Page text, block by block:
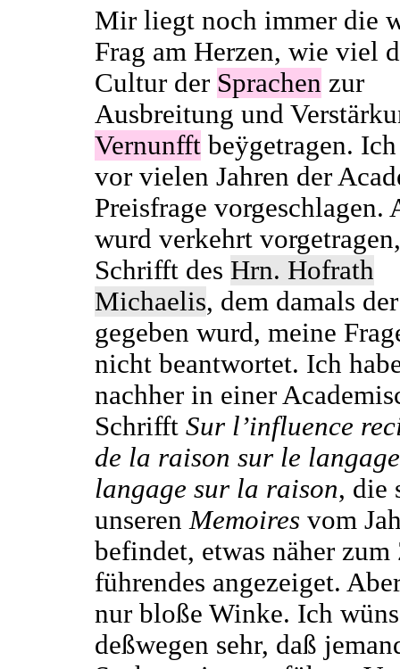
Mir liegt noch immer die
Frag am Herzen, wie viel
Cultur der Sprachen zur
Ausbreitung und
Vernunfft beÿgetragen.
vor vielen Jahren der
Preisfrage vorgeschlagen.
wurd verkehrt
Schrifft des Hrn. Hofrath
Michaelis, dem damals
gegeben wurd, meine
nicht beantwortet. Ich
nachher in einer
Schrifft Sur l’influence
de la raison sur le
langage sur la raison, die
unserenMemoires vom
befindet, etwas näher zum
führendes angezeiget.
nur bloße Winke. Ich
deßwegen sehr, daß